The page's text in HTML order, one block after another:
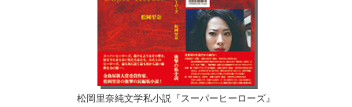
松岡里奈純文学私小説『スーパーヒーローズ』